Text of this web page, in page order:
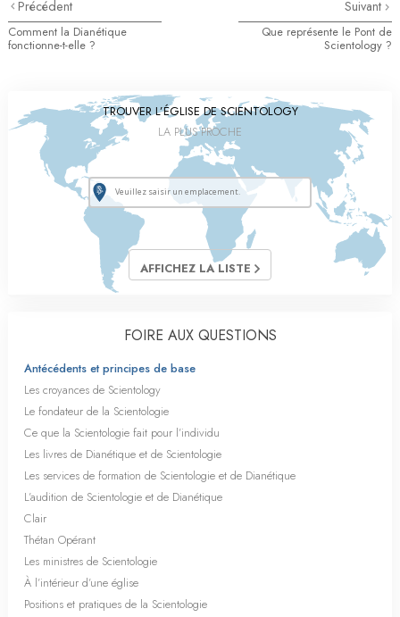
Précédent
Comment la Dianétique
fonctionne-t-elle ?
Suivant
Que représente le Pont de
Scientology ?
TROUVER L’ÉGLISE DE SCIENTOLOGY
LA PLUS PROCHE
AFFICHEZ LA LISTE
FOIRE AUX QUESTIONS
Antécédents et principes de base
Les croyances de Scientology
Le fondateur de la Scientologie
Ce que la Scientologie fait pour l’individu
Les livres de Dianétique et de Scientologie
Les services de formation de Scientologie et de Dianétique
L’audition de Scientologie et de Dianétique
Clair
Thétan Opérant
Les ministres de Scientologie
À l’intérieur d’une église
Positions et pratiques de la Scientologie